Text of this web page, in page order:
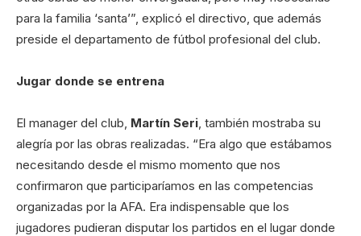
para la familia ‘santa’”, explicó el directivo, que además
preside el departamento de fútbol profesional del club.
Jugar donde se entrena
El manager del club, Martín Seri , también mostraba su
alegría por las obras realizadas. “Era algo que estábamos
necesitando desde el mismo momento que nos
confirmaron que participaríamos en las competencias
organizadas por la AFA. Era indispensable que los
jugadores pudieran disputar los partidos en el lugar donde